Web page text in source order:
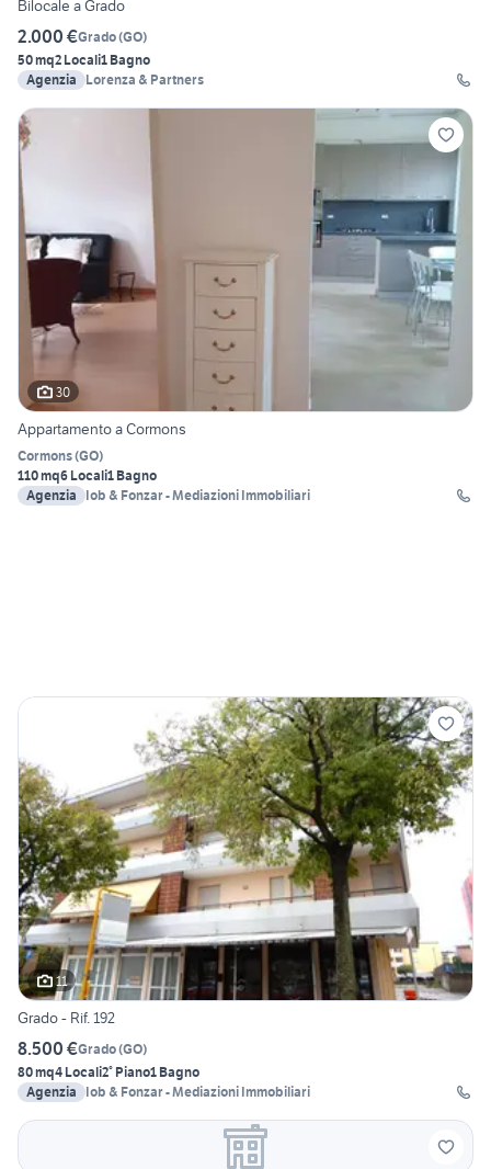
Bilocale a Grado
2.000 €Grado(GO)
50 mq2 Locali1 Bagno
Agenzia
Lorenza & Partners
30
Appartamento a Cormons
Cormons(GO)
110 mq6 Locali1 Bagno
Agenzia
Iob & Fonzar - Mediazioni Immobiliari
11
Grado - Rif. 192
8.500 €Grado(GO)
80 mq4 Locali2° Piano1 Bagno
Agenzia
Iob & Fonzar - Mediazioni Immobiliari